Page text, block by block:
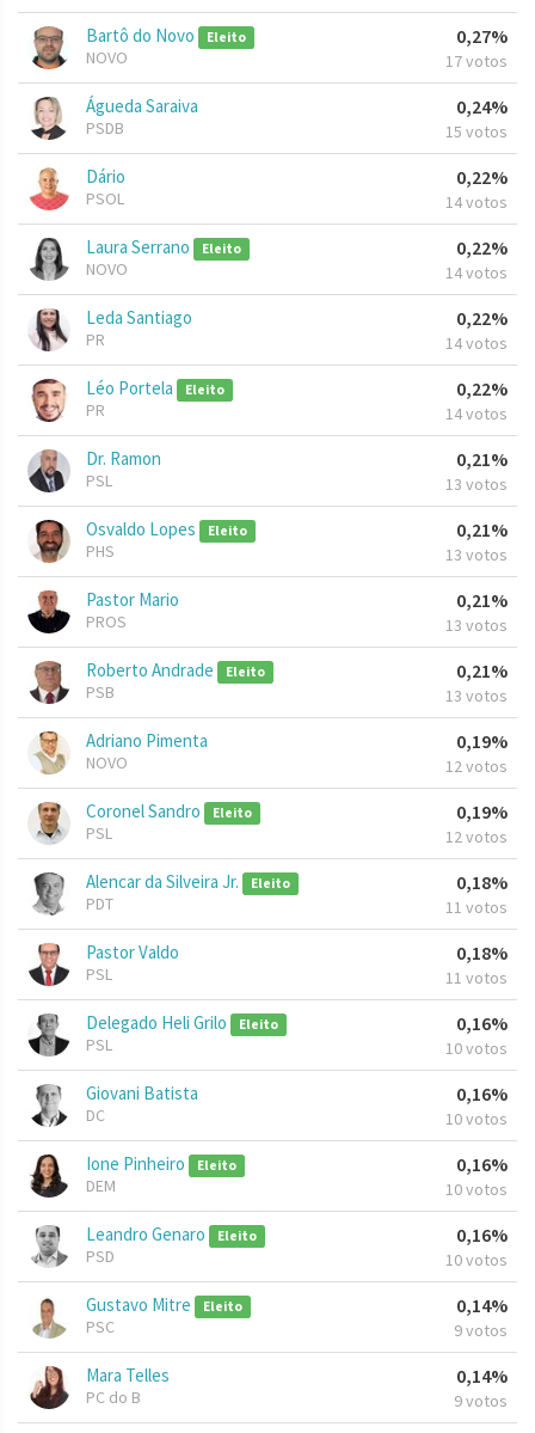
Bartô do Novo Eleito
NOVO
0,27%
17 votos
Águeda Saraiva
PSDB
0,24%
15 votos
Dário
PSOL
0,22%
14 votos
Laura Serrano Eleito
NOVO
0,22%
14 votos
Leda Santiago
PR
0,22%
14 votos
Léo Portela Eleito
PR
0,22%
14 votos
Dr. Ramon
PSL
0,21%
13 votos
Osvaldo Lopes Eleito
PHS
0,21%
13 votos
Pastor Mario
PROS
0,21%
13 votos
Roberto Andrade Eleito
PSB
0,21%
13 votos
Adriano Pimenta
NOVO
0,19%
12 votos
Coronel Sandro Eleito
PSL
0,19%
12 votos
Alencar da Silveira Jr. Eleito
PDT
0,18%
11 votos
Pastor Valdo
PSL
0,18%
11 votos
Delegado Heli Grilo Eleito
PSL
0,16%
10 votos
Giovani Batista
DC
0,16%
10 votos
Ione Pinheiro Eleito
DEM
0,16%
10 votos
Leandro Genaro Eleito
PSD
0,16%
10 votos
Gustavo Mitre Eleito
PSC
0,14%
9 votos
Mara Telles
PC do B
0,14%
9 votos